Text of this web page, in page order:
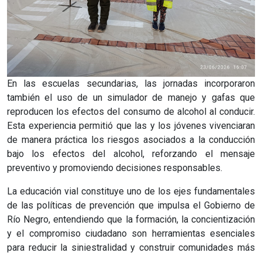
En las escuelas secundarias, las jornadas incorporaron
también el uso de un simulador de manejo y gafas que
reproducen los efectos del consumo de alcohol al conducir.
Esta experiencia permitió que las y los jóvenes vivenciaran
de manera práctica los riesgos asociados a la conducción
bajo los efectos del alcohol, reforzando el mensaje
preventivo y promoviendo decisiones responsables.
La educación vial constituye uno de los ejes fundamentales
de las políticas de prevención que impulsa el Gobierno de
Río Negro, entendiendo que la formación, la concientización
y el compromiso ciudadano son herramientas esenciales
para reducir la siniestralidad y construir comunidades más